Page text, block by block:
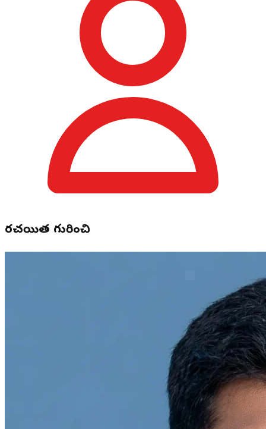
రచయిత గురించి